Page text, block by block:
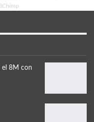
el 8M con